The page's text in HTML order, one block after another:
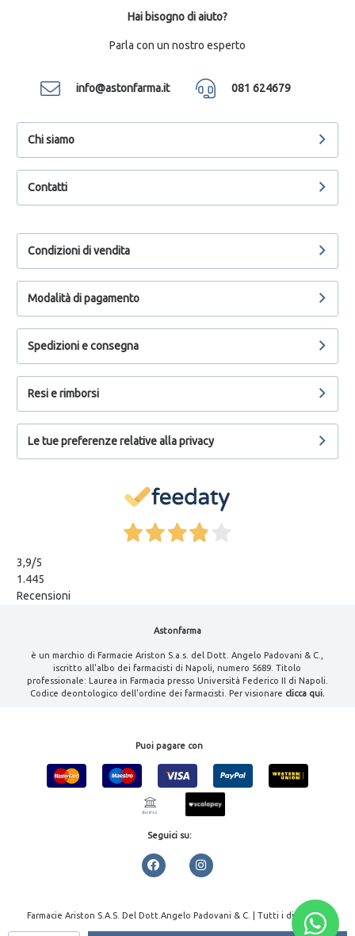
Hai bisogno di aiuto?
Parla con un nostro esperto
info@astonfarma.it 081 624679
Chi siamo
Contatti
Condizioni di vendita
Modalità di pagamento
Spedizioni e consegna
Resi e rimborsi
Le tue preferenze relative alla privacy
3,9/5
1.445
Recensioni
Astonfarma
è un marchio di Farmacie Ariston S.a.s. del Dott. Angelo Padovani & C.,
iscritto all'albo dei farmacisti di Napoli, numero 5689. Titolo
professionale: Laurea in Farmacia presso Università Federico II di Napoli.
Codice deontologico dell'ordine dei farmacisti. Per visionare clicca qui.
Puoi pagare con
Seguici su:
Farmacie Ariston S.A.S. Del Dott.Angelo Padovani & C. | Tutti i diritti